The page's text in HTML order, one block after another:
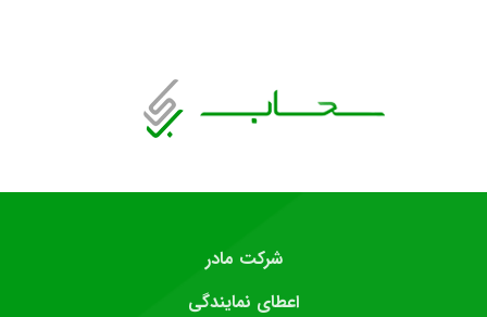
شرکت مادر
اعطای نمایندگی